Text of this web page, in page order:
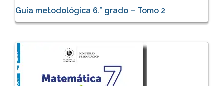
Guía metodológica 6.° grado – Tomo 2